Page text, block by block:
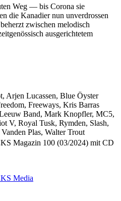
Weg — bis Corona sie
die Kanadier nun unverdrossen
zwischen melodisch
ausgerichtetem
Arjen Lucassen, Blue Öyster
Freeways, Kris Barras
Band, Mark Knopfler, MC5,
V, Royal Tusk, Rymden, Slash,
Plas, Walter Trout
Magazin 100 (03/2024) mit CD
Media